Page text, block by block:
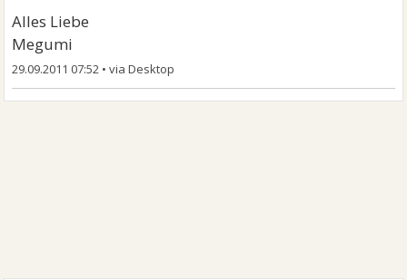
Alles Liebe
Megumi
29.09.2011 07:52 •